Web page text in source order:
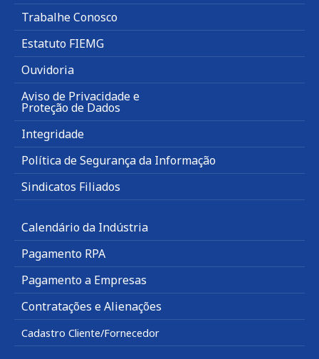
Trabalhe Conosco
Estatuto FIEMG
Ouvidoria
Aviso de Privacidade e
Proteção de Dados
Integridade
Política de Segurança da Informação
Sindicatos Filiados
Calendário da Indústria
Pagamento RPA
Pagamento a Empresas
Contratações e Alienações
Cadastro Cliente/Fornecedor